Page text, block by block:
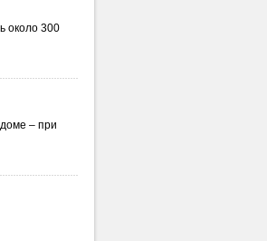
около 300
– при